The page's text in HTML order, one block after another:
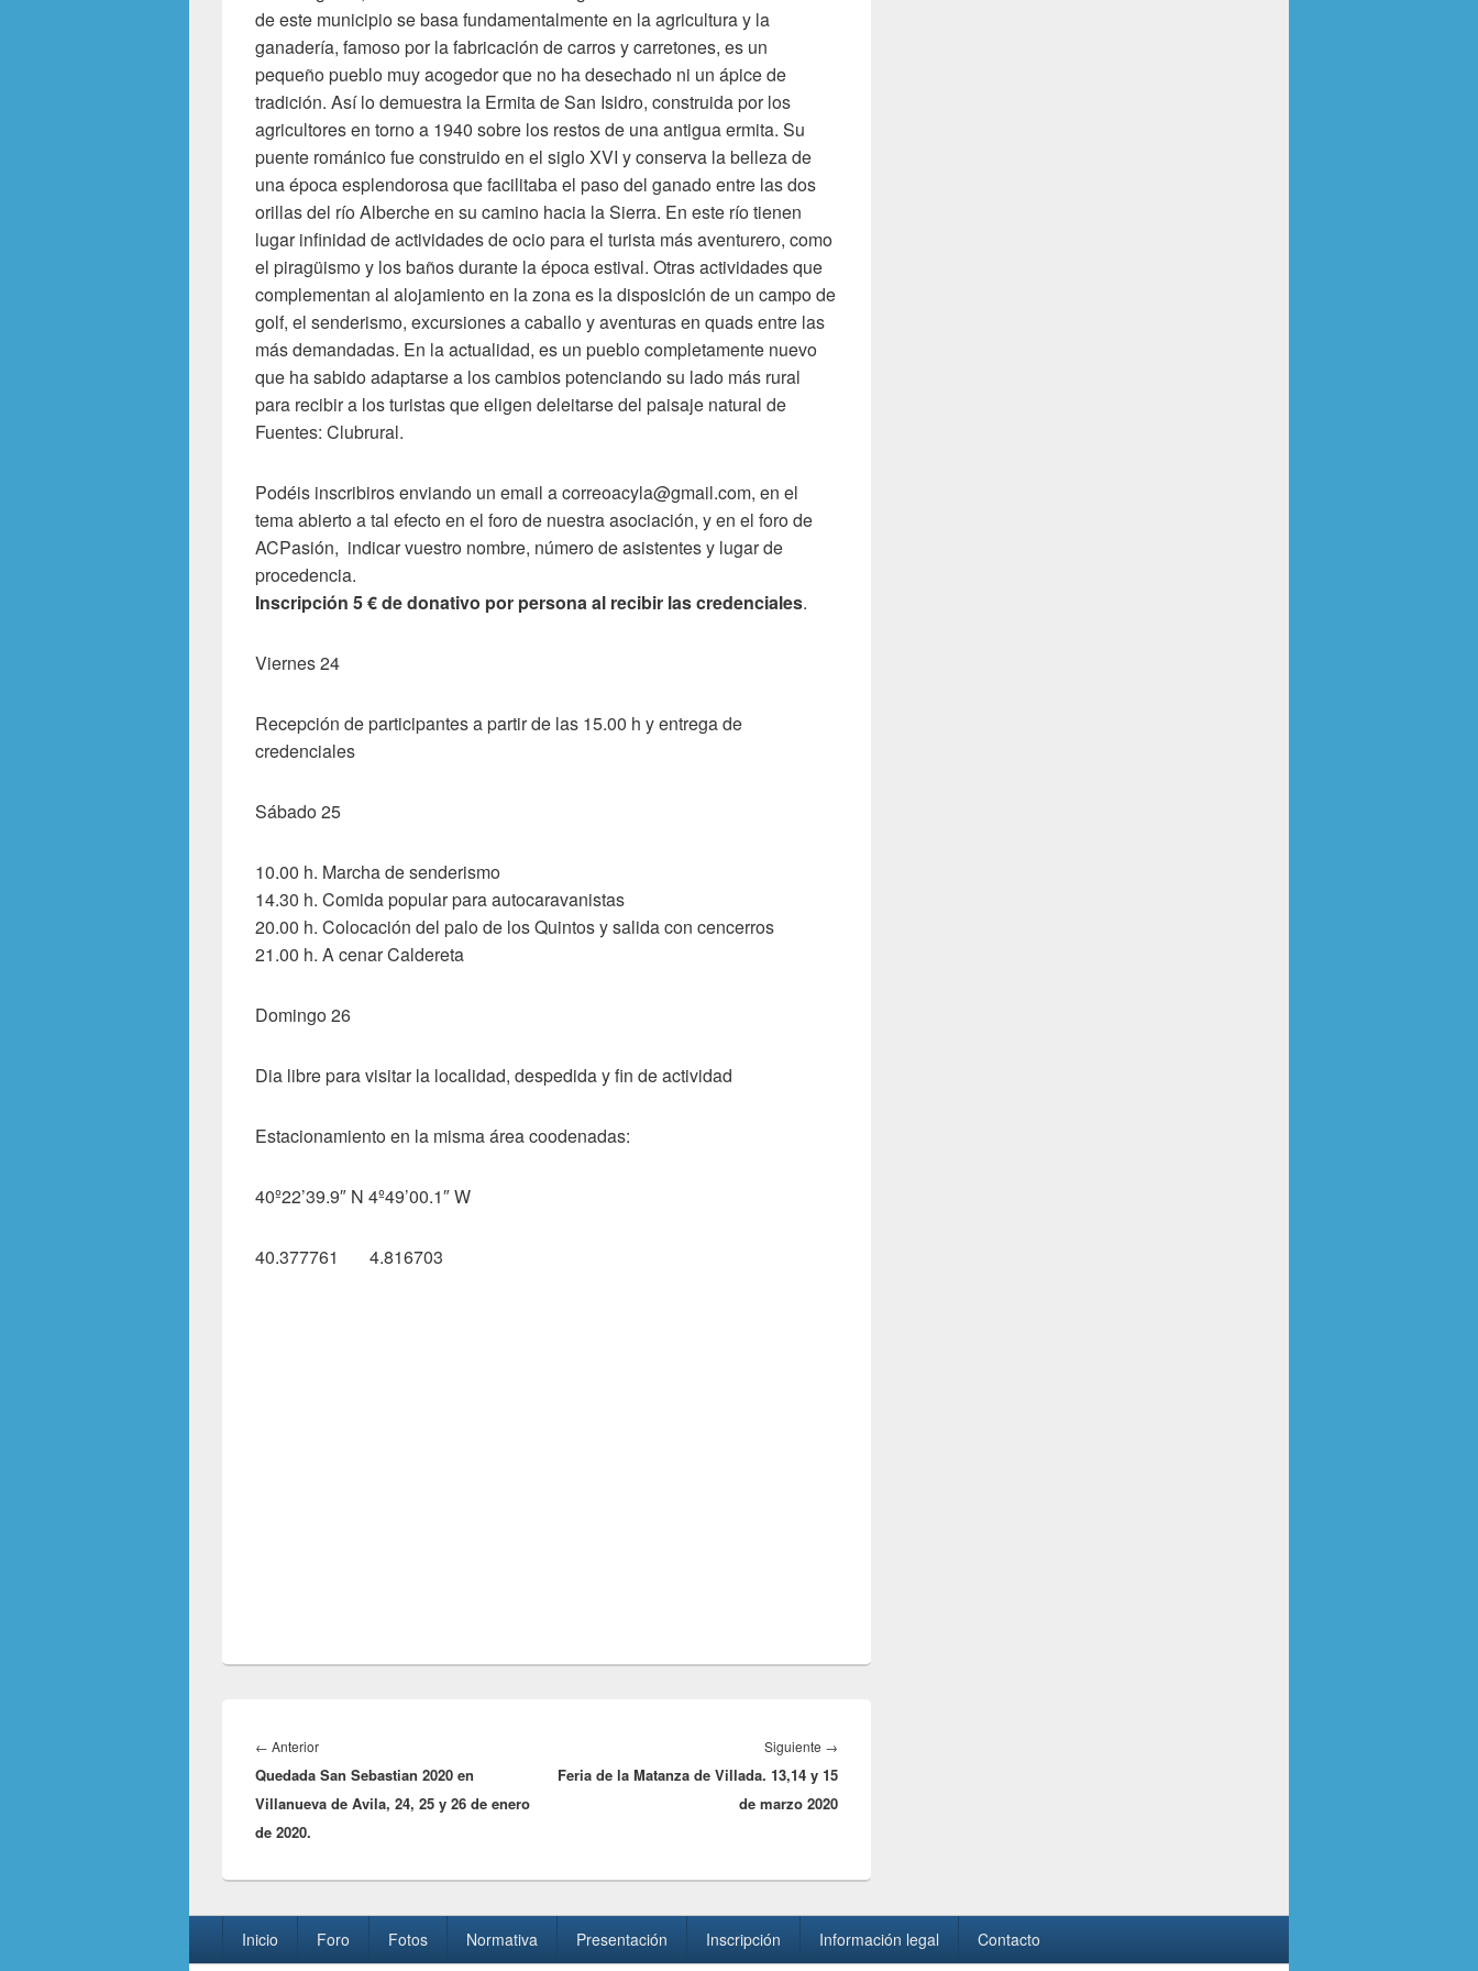
de este municipio se basa fundamentalmente en la agricultura y la
ganadería, famoso por la fabricación de carros y carretones, es un
pequeño pueblo muy acogedor que no ha desechado ni un ápice de
tradición. Así lo demuestra la Ermita de San Isidro, construida por los
agricultores en torno a 1940 sobre los restos de una antigua ermita. Su
puente románico fue construido en el siglo XVI y conserva la belleza de
una época esplendorosa que facilitaba el paso del ganado entre las dos
orillas del río Alberche en su camino hacia la Sierra. En este río tienen
lugar infinidad de actividades de ocio para el turista más aventurero, como
el piragüismo y los baños durante la época estival. Otras actividades que
complementan al alojamiento en la zona es la disposición de un campo de
golf, el senderismo, excursiones a caballo y aventuras en quads entre las
más demandadas. En la actualidad, es un pueblo completamente nuevo
que ha sabido adaptarse a los cambios potenciando su lado más rural
para recibir a los turistas que eligen deleitarse del paisaje natural de
Fuentes: Clubrural.
Podéis inscribiros enviando un email a correoacyla@gmail.com, en el
tema abierto a tal efecto en el foro de nuestra asociación, y en el foro de
ACPasión, indicar vuestro nombre, número de asistentes y lugar de
procedencia.
Inscripción 5 € de donativo por persona al recibir las credenciales.
Viernes 24
Recepción de participantes a partir de las 15.00 h y entrega de
credenciales
Sábado 25
10.00 h. Marcha de senderismo
14.30 h. Comida popular para autocaravanistas
20.00 h. Colocación del palo de los Quintos y salida con cencerros
21.00 h. A cenar Caldereta
Domingo 26
Dia libre para visitar la localidad, despedida y fin de actividad
Estacionamiento en la misma área coodenadas:
40º22’39.9″ N 4º49’00.1″ W
40.377761 4.816703
de
entradas
← AnteriorEntrada
anterior:
Quedada San Sebastian 2020 en
Villanueva de Avila, 24, 25 y 26 de enero
de 2020.
Siguiente →
siguiente:
Feria de la Matanza de Villada. 13,14 y 15
de marzo 2020
Inicio Foro Fotos Normativa Presentación Inscripción Información legal Contacto